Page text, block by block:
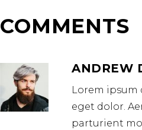
COMMENTS
ANDREW
Lorem ipsum
eget dolor.
parturient